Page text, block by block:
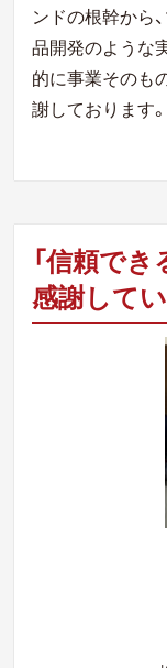
ンドの根幹から
品開発のような
的に事業そのも
謝しております。
「信頼で
感謝してい